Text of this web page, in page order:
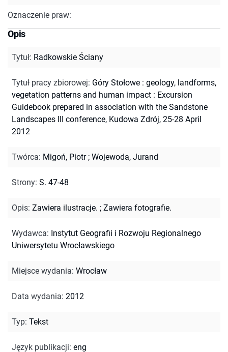
Oznaczenie praw:
Opis
Tytuł: Radkowskie Ściany
Tytuł pracy zbiorowej: Góry Stołowe : geology, landforms,
vegetation patterns and human impact : Excursion
Guidebook prepared in association with the Sandstone
Landscapes III conference, Kudowa Zdrój, 25-28 April
2012
Twórca: Migoń, Piotr; Wojewoda, Jurand
Strony: S. 47-48
Opis: Zawiera ilustracje. ; Zawiera fotografie.
Wydawca: Instytut Geografii i Rozwoju Regionalnego
Uniwersytetu Wrocławskiego
Miejsce wydania: Wrocław
Data wydania: 2012
Typ: Tekst
Język publikacji: eng